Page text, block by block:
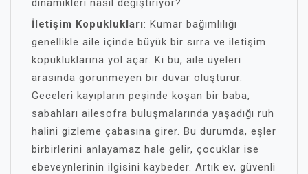
dinamikleri nasıl değiştiriyor?
İletişim Kopuklukları: Kumar bağımlılığı
genellikle aile içinde büyük bir sırra ve iletişim
kopukluklarına yol açar. Ki bu, aile üyeleri
arasında görünmeyen bir duvar oluşturur.
Geceleri kayıpların peşinde koşan bir baba,
sabahları ailesofra buluşmalarında yaşadığı ruh
halini gizleme çabasına girer. Bu durumda, eşler
birbirlerini anlayamaz hale gelir, çocuklar ise
ebeveynlerinin ilgisini kaybeder. Artık ev, güvenli